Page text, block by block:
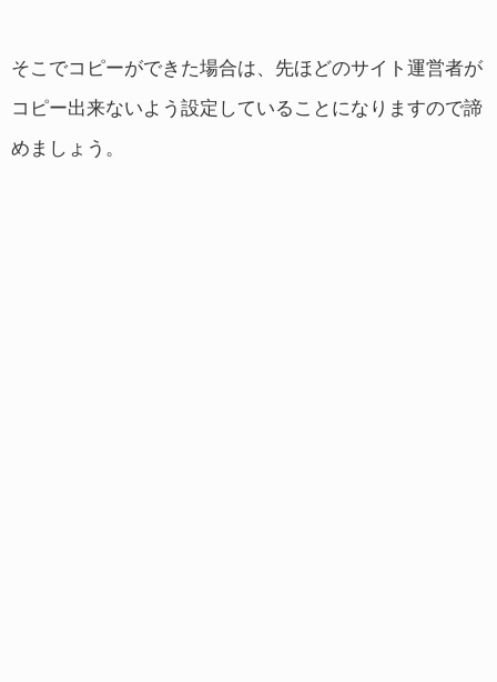
そこでコピーができた場合は、先ほどのサイト運営者が
コピー出来ないよう設定していることになりますので諦
めましょう。